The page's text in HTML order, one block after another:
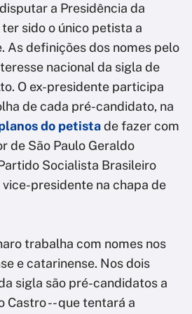
a Presidência da
sido o único petista a
As definições dos nomes pelo
nacional da sigla de
O ex-presidente participa
de cada pré-candidato, na
do petistade fazer com
de São Paulo Geraldo
Socialista Brasileiro
vice-presidente na chapa de
trabalha com nomes nos
e catarinense. Nos dois
sigla são pré-candidatos a
Castro -- que tentará a